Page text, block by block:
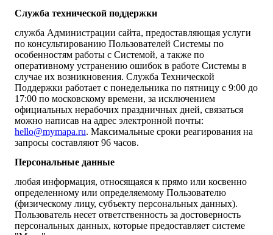
Служба технической поддержки
служба Администрации сайта, предоставляющая услуги
по консультированию Пользователей Системы по
особенностям работы с Системой, а также по
оперативному устранению ошибок в работе Системы в
случае их возникновения. Служба Технической
Поддержки работает с понедельника по пятницу с 9:00 до
17:00 по московскому времени, за исключением
официальных нерабочих праздничных дней, связаться
можно написав на адрес электронной почты:
hello@mymapa.ru. Максимальные сроки реагирования на
запросы составляют 96 часов.
Персональные данные
любая информация, относящаяся к прямо или косвенно
определенному или определяемому Пользователю
(физическому лицу, субъекту персональных данных).
Пользователь несет ответственность за достоверность
персональных данных, которые предоставляет системе